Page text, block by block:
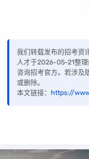
我们转载发布的招考资
人才于2026-05-21整
咨询招考官方。若涉及
或删除。
本文链接： https://